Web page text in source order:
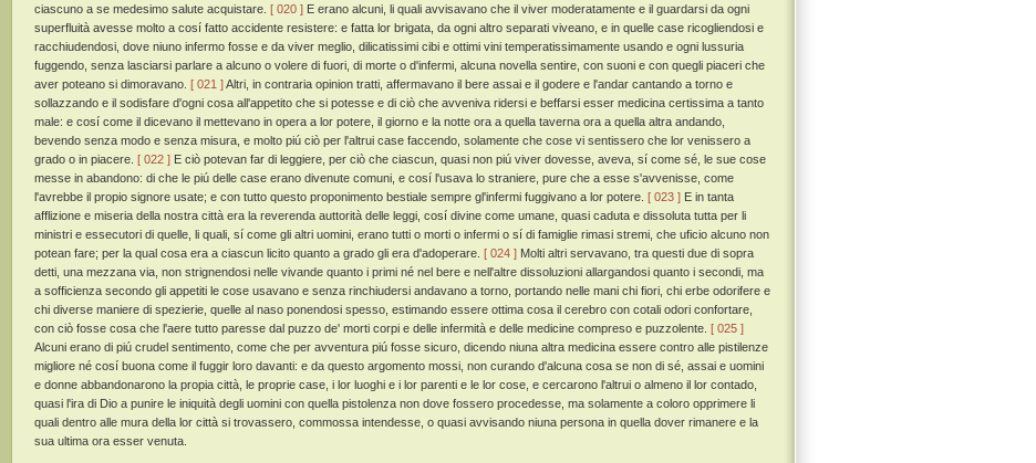
ciascuno a se medesimo salute acquistare. [ 020 ] E erano alcuni, li quali avvisavano che il viver moderatamente e il guardarsi da ogni
superfluità avesse molto a cosí fatto accidente resistere: e fatta lor brigata, da ogni altro separati viveano, e in quelle case ricogliendosi e
racchiudendosi, dove niuno infermo fosse e da viver meglio, dilicatissimi cibi e ottimi vini temperatissimamente usando e ogni lussuria
fuggendo, senza lasciarsi parlare a alcuno o volere di fuori, di morte o d'infermi, alcuna novella sentire, con suoni e con quegli piaceri che
aver poteano si dimoravano. [ 021 ]Altri, in contraria opinion tratti, affermavano il bere assai e il godere e l'andar cantando a torno e
sollazzando e il sodisfare d'ogni cosa all'appetito che si potesse e di ciò che avveniva ridersi e beffarsi esser medicina certissima a tanto
male: e cosí come il dicevano il mettevano in opera a lor potere, il giorno e la notte ora a quella taverna ora a quella altra andando,
bevendo senza modo e senza misura, e molto piú ciò per l'altrui case faccendo, solamente che cose vi sentissero che lor venissero a
grado o in piacere. [ 022 ] E ciò potevan far di leggiere, per ciò che ciascun, quasi non piú viver dovesse, aveva, sí come sé, le sue cose
messe in abandono: di che le piú delle case erano divenute comuni, e cosí l'usava lo straniere, pure che a esse s'avvenisse, come
l'avrebbe il propio signore usate; e con tutto questo proponimento bestiale sempre gl'infermi fuggivano a lor potere. [ 023 ] E in tanta
afflizione e miseria della nostra città era la reverenda auttorità delle leggi, cosí divine come umane, quasi caduta e dissoluta tutta per li
ministri e essecutori di quelle, li quali, sí come gli altri uomini, erano tutti o morti o infermi o sí di famiglie rimasi stremi, che uficio alcuno non
potean fare; per la qual cosa era a ciascun licito quanto a grado gli era d'adoperare. [ 024 ] Molti altri servavano, tra questi due di sopra
detti, una mezzana via, non strignendosi nelle vivande quanto i primi né nel bere e nell'altre dissoluzioni allargandosi quanto i secondi, ma
a sofficienza secondo gli appetiti le cose usavano e senza rinchiudersi andavano a torno, portando nelle mani chi fiori, chi erbe odorifere e
chi diverse maniere di spezierie, quelle al naso ponendosi spesso, estimando essere ottima cosa il cerebro con cotali odori confortare,
con ciò fosse cosa che l'aere tutto paresse dal puzzo de' morti corpi e delle infermità e delle medicine compreso e puzzolente. [ 025 ]
Alcuni erano di piú crudel sentimento, come che per avventura piú fosse sicuro, dicendo niuna altra medicina essere contro alle pistilenze
migliore né cosí buona come il fuggir loro davanti: e da questo argomento mossi, non curando d'alcuna cosa se non di sé, assai e uomini
e donne abbandonarono la propia città, le proprie case, i lor luoghi e i lor parenti e le lor cose, e cercarono l'altrui o almeno il lor contado,
quasi l'ira di Dio a punire le iniquità degli uomini con quella pistolenza non dove fossero procedesse, ma solamente a coloro opprimere li
quali dentro alle mura della lor città si trovassero, commossa intendesse, o quasi avvisando niuna persona in quella dover rimanere e la
sua ultima ora esser venuta.